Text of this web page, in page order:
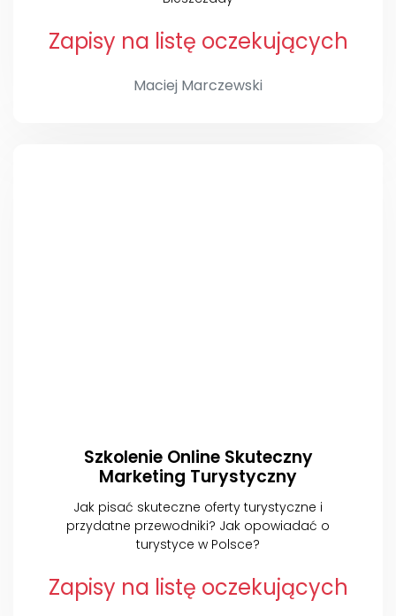
Zapisy na listę oczekujących
Maciej Marczewski
Szkolenie Online Skuteczny
Marketing Turystyczny
Jak pisać skuteczne oferty turystyczne i
przydatne przewodniki? Jak opowiadać o
turystyce w Polsce?
Zapisy na listę oczekujących